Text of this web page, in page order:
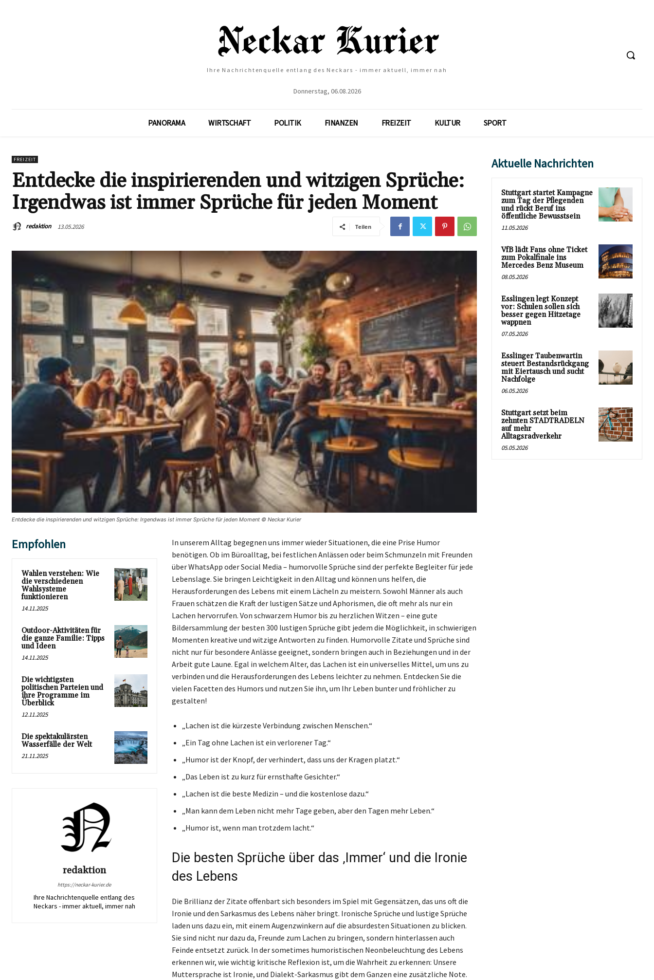
Ihre Nachrichtenquelle entlang des Neckars - immer aktuell, immer nah
Donnerstag, 06.08.2026
PANORAMA WIRTSCHAFT POLITIK FINANZEN FREIZEIT KULTUR SPORT
FREIZEIT
Entdecke die inspirierenden und witzigen Sprüche:
Irgendwas ist immer Sprüche für jeden Moment
redaktion 13.05.2026 Teilen
Entdecke die inspirierenden und witzigen Sprüche: Irgendwas ist immer Sprüche für jeden Moment © Neckar Kurier
Empfohlen
Wahlen verstehen: Wie
die verschiedenen
Wahlsysteme
funktionieren
14.11.2025
Outdoor-Aktivitäten für
die ganze Familie: Tipps
und Ideen
14.11.2025
Die wichtigsten
politischen Parteien und
ihre Programme im
Überblick
12.11.2025
Die spektakulärsten
Wasserfälle der Welt
21.11.2025
redaktion
https://neckar-kurier.de
Ihre Nachrichtenquelle entlang des
Neckars - immer aktuell, immer nah
In unserem Alltag begegnen uns immer wieder Situationen, die eine Prise Humor
benötigen. Ob im Büroalltag, bei festlichen Anlässen oder beim Schmunzeln mit Freunden
über WhatsApp oder Social Media – humorvolle Sprüche sind der perfekte Begleiter für jede
Lebenslage. Sie bringen Leichtigkeit in den Alltag und können uns helfen, die
Herausforderungen des Lebens mit einem Lächeln zu meistern. Sowohl Männer als auch
Frauen schätzen die Kraft der lustigen Sätze und Aphorismen, die oft mehr als nur ein
Lachen hervorrufen. Von schwarzem Humor bis zu herzlichen Witzen – eine gute
Bildersammlung der besten 300 lustigen Sprüche gibt jedem die Möglichkeit, in schwierigen
Momenten kreative und witzige Antworten zu finden. Humorvolle Zitate und Sprüche sind
nicht nur für besondere Anlässe geeignet, sondern bringen auch in Beziehungen und in der
Arbeit gute Laune. Egal in welchem Alter, das Lachen ist ein universelles Mittel, um uns zu
verbinden und die Herausforderungen des Lebens leichter zu nehmen. Entdecken Sie die
vielen Facetten des Humors und nutzen Sie ihn, um Ihr Leben bunter und fröhlicher zu
gestalten!
„Lachen ist die kürzeste Verbindung zwischen Menschen.“
„Ein Tag ohne Lachen ist ein verlorener Tag.“
„Humor ist der Knopf, der verhindert, dass uns der Kragen platzt.“
„Das Leben ist zu kurz für ernsthafte Gesichter.“
„Lachen ist die beste Medizin – und die kostenlose dazu.“
„Man kann dem Leben nicht mehr Tage geben, aber den Tagen mehr Leben.“
„Humor ist, wenn man trotzdem lacht.“
Die besten Sprüche über das ‚Immer‘ und die Ironie
des Lebens
Die Brillianz der Zitate offenbart sich besonders im Spiel mit Gegensätzen, das uns oft die
Ironie und den Sarkasmus des Lebens näher bringt. Ironische Sprüche und lustige Sprüche
laden uns dazu ein, mit einem Augenzwinkern auf die absurdesten Situationen zu blicken.
Sie sind nicht nur dazu da, Freunde zum Lachen zu bringen, sondern hinterlassen auch
Feinde entsetzt zurück. In der sometimes humoristischen Neonbeleuchtung des Lebens
erkennen wir, wie wichtig kritische Reflexion ist, um die Wahrheit zu erkennen: Unsere
Muttersprache ist Ironie, und Dialekt-Sarkasmus gibt dem Ganzen eine zusätzliche Note.
Aktuelle Nachrichten
Stuttgart startet Kampagne
zum Tag der Pflegenden
und rückt Beruf ins
öffentliche Bewusstsein
11.05.2026
VfB lädt Fans ohne Ticket
zum Pokalfinale ins
Mercedes Benz Museum
08.05.2026
Esslingen legt Konzept
vor: Schulen sollen sich
besser gegen Hitzetage
wappnen
07.05.2026
Esslinger Taubenwartin
steuert Bestandsrückgang
mit Eiertausch und sucht
Nachfolge
06.05.2026
Stuttgart setzt beim
zehnten STADTRADELN
auf mehr
Alltagsradverkehr
05.05.2026